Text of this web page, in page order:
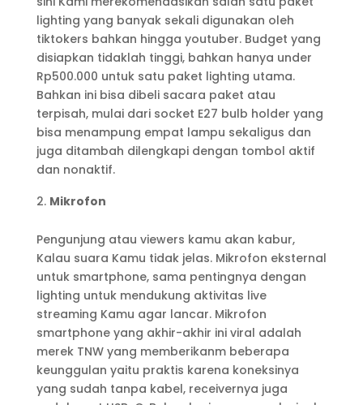
lighting yang banyak sekali digunakan oleh
tiktokers bahkan hingga youtuber. Budget yang
disiapkan tidaklah tinggi, bahkan hanya under
Rp500.000 untuk satu paket lighting utama.
Bahkan ini bisa dibeli sacara paket atau
terpisah, mulai dari socket E27 bulb holder yang
bisa menampung empat lampu sekaligus dan
juga ditambah dilengkapi dengan tombol aktif
dan nonaktif.
Mikrofon
Pengunjung atau viewers kamu akan kabur,
Kalau suara Kamu tidak jelas. Mikrofon eksternal
untuk smartphone, sama pentingnya dengan
lighting untuk mendukung aktivitas live
streaming Kamu agar lancar. Mikrofon
smartphone yang akhir-akhir ini viral adalah
merek TNW yang memberikanm beberapa
keunggulan yaitu praktis karena koneksinya
yang sudah tanpa kabel, receivernya juga